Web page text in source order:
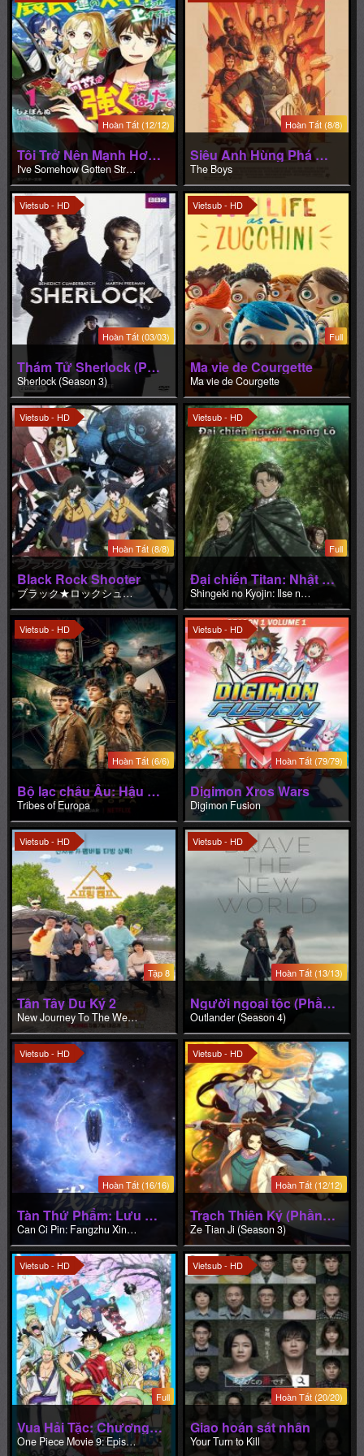
Hoàn Tất (12/12)
Tôi Trở Nên Mạnh Hơn Nhờ Nâng Cấp Các Kỹ Năng Của Nông Dân.
I've Somehow Gotten Stronger When I Improved My Farm-Related Skills
Hoàn Tất (8/8)
Siêu Anh Hùng Phá Hoại (Phần 3)
The Boys
Vietsub - HD
Hoàn Tất (03/03)
Thám Tử Sherlock (Phần 3)
Sherlock (Season 3)
Vietsub - HD
Full
Ma vie de Courgette
Ma vie de Courgette
Vietsub - HD
Hoàn Tất (8/8)
Black Rock Shooter
ブラック★ロックシューター
Vietsub - HD
Full
Đại chiến Titan: Nhật ký của Ilse
Shingeki no Kyojin: Ilse no Techou
Vietsub - HD
Hoàn Tất (6/6)
Bộ lạc châu Âu: Hậu tận thế
Tribes of Europa
Vietsub - HD
Hoàn Tất (79/79)
Digimon Xros Wars
Digimon Fusion
Vietsub - HD
Tập 8
Tân Tây Du Ký 2
New Journey To The West 2
Vietsub - HD
Hoàn Tất (13/13)
Người ngoại tộc (Phần 4)
Outlander (Season 4)
Vietsub - HD
Hoàn Tất (16/16)
Can Ci Pin: Fangzhu Xingkong
Vietsub - HD
Hoàn Tất (12/12)
Trạch Thiên Ký (Phần 3)
Ze Tian Ji (Season 3)
Vietsub - HD
Full
Vua Hải Tặc: Chương Chopper Plus - Nở rộ giữa mùa đông, cây hoa anh đào huyền diệu
One Piece Movie 9: Episode of Chopper Plus - Fuyu ni Saku, Kiseki no Sakura
Vietsub - HD
Hoàn Tất (20/20)
Giao hoán sát nhân
Your Turn to Kill
Lồng Tiếng - HD Vietsub - HD